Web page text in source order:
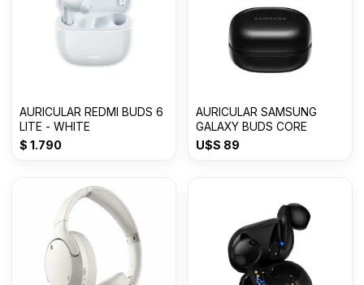
AURICULAR REDMI BUDS 6
LITE - WHITE
$ 1.790
AURICULAR SAMSUNG
GALAXY BUDS CORE
U$S 89